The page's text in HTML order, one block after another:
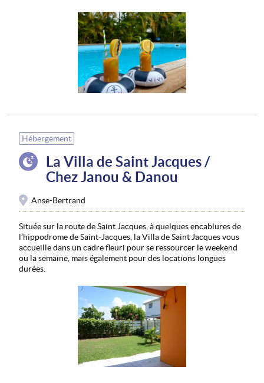
Hébergement
La Villa de Saint Jacques /
Chez Janou & Danou
Anse-Bertrand
Située sur la route de Saint Jacques, à quelques encablures de
l’hippodrome de Saint-Jacques, la Villa de Saint Jacques vous
accueille dans un cadre fleuri pour se ressourcer le weekend
ou la semaine, mais également pour des locations longues
durées.